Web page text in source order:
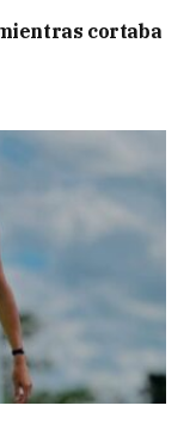
cortaba